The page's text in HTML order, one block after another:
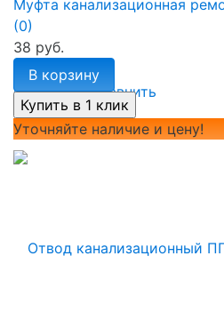
избранное сравнить
Муфта канализационная
(0)
38 руб.
В корзину
Уточняйте наличие и цену!